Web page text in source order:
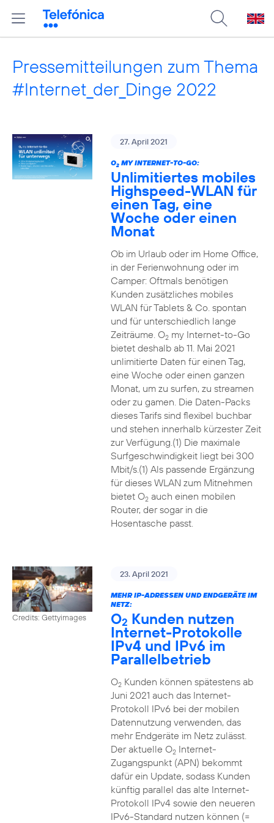
Pressemitteilungen zum Thema
#Internet_der_Dinge 2022
27. April 2021
O2MY INTERNET-TO-GO:
Unlimitiertes mobiles
Highspeed-WLAN für
einen Tag, eine
Woche oder einen
Monat
Ob im Urlaub oder im Home Office,
in der Ferienwohnung oder im
Camper: Oftmals benötigen
Kunden zusätzliches mobiles
WLAN für Tablets & Co. spontan
und für unterschiedlich lange
Zeiträume. O2my Internet-to-Go
bietet deshalb ab 11. Mai 2021
unlimitierte Daten für einen Tag,
eine Woche oder einen ganzen
Monat, um zu surfen, zu streamen
oder zu gamen. Die Daten-Packs
dieses Tarifs sind flexibel buchbar
und stehen innerhalb kürzester Zeit
zur Verfügung.(1) Die maximale
Surfgeschwindigkeit liegt bei 300
Mbit/s.(1) Als passende Ergänzung
für dieses WLAN zum Mitnehmen
bietet O2auch einen mobilen
Router, der sogar in die
Hosentasche passt.
Credits: Gettyimages
23. April 2021
MEHR IP-ADRESSEN UND ENDGERÄTE IM
NETZ:
O2 Kunden nutzen
Internet-Protokolle
IPv4 und IPv6 im
Parallelbetrieb
O2Kunden können spätestens ab
Juni 2021 auch das Internet-
Protokoll IPv6 bei der mobilen
Datennutzung verwenden, das
mehr Endgeräte im Netz zulässt.
Der aktuelle O2Internet-
Zugangspunkt (APN) bekommt
dafür ein Update, sodass Kunden
künftig parallel das alte Internet-
Protokoll IPv4 sowie den neueren
IPv6-Standard nutzen können (=